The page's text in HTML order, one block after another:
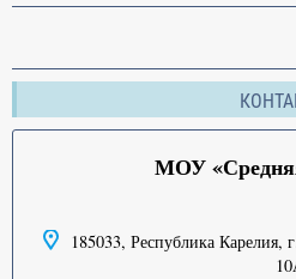
МОУ
185033, Республика Карелия,